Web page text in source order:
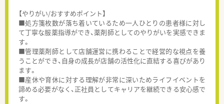
【やりがい/おすすめポイント】
■処方箋枚数が落ち着いているため一人ひとりの患者様に対し
て丁寧な服薬指導ができ、薬剤師としてのやりがいを実感できま
す。
■管理薬剤師として店舗運営に携わることで経営的な視点を養
うことができ、自身の成長が店舗の活性化に直結する喜びがあり
ます。
■産休や育休に対する理解が非常に深いためライフイベントを
諦める必要がなく、正社員としてキャリアを継続できる安心感で
す。